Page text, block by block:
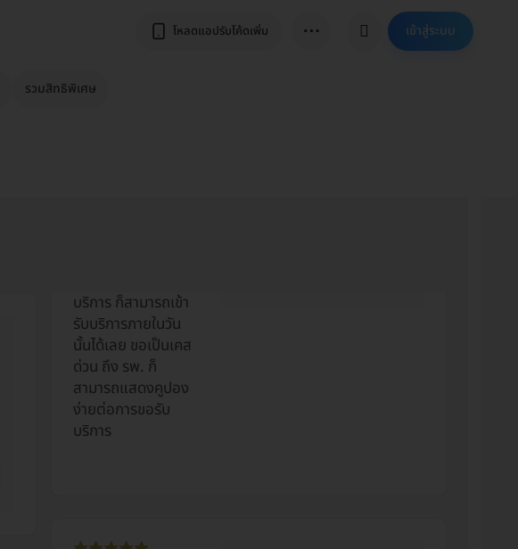
โหลดแอปรับโค้ดเพิ่ม ⋯ เข้าสู่ระบบ
รวมสิทธิพิเศษ
บริการ ก็สามารถเข้า
รับบริการภายในวัน
นั้นได้เลย ขอเป็นเคส
ด่วน ถึง รพ. ก็
สามารถแสดงคูปอง
ง่ายต่อการขอรับ
บริการ